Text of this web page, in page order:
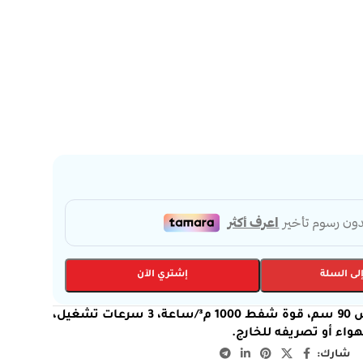
السلة إشتري الآن
شفاط زي ترست HEE92 بتصميم هرمي أنيق مقاس 90 سم، قوة شفط 1000 م³/ساعة، 3 سرعات تشغيل،
أو تصريفه للخارج.
شارك: